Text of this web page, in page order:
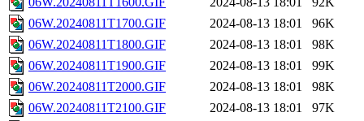
06W.20240811T1700.GIF
2024-08-13 18:01
96K
06W.20240811T1800.GIF
2024-08-13 18:01
98K
06W.20240811T1900.GIF
2024-08-13 18:01
99K
06W.20240811T2000.GIF
2024-08-13 18:01
98K
06W.20240811T2100.GIF
2024-08-13 18:01
97K